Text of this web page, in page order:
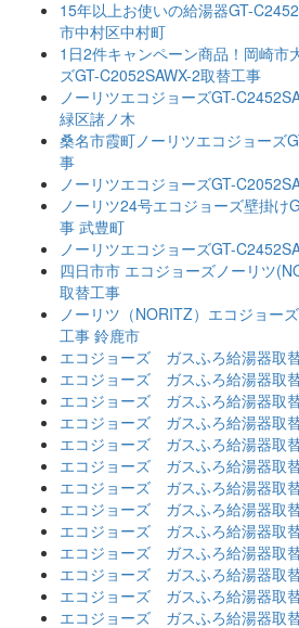
15年以上お使いの給湯器GT-
市中村区中村町
1日2件キャンペーン商品！岡崎市
ズGT-C2052SAWX-2取替工事
ノーリツエコジョーズGT-
緑区諸ノ木
桑名市霞町ノーリツエコジョーズ
事
ノーリツエコジョーズGT-
ノーリツ24号エコジョーズ壁掛け
事 武豊町
ノーリツエコジョーズGT-
四日市市 エコジョーズノーリツ
取替工事
ノーリツ（NORITZ）エコジョー
工事 鈴鹿市
エコジョーズ ガスふろ給湯器
エコジョーズ ガスふろ給湯器取
エコジョーズ ガスふろ給湯器取
エコジョーズ ガスふろ給湯器取
エコジョーズ ガスふろ給湯器取
エコジョーズ ガスふろ給湯器取
エコジョーズ ガスふろ給湯器取
エコジョーズ ガスふろ給湯器取替
エコジョーズ ガスふろ給湯器取替
エコジョーズ ガスふろ給湯器取
エコジョーズ ガスふろ給湯器取
エコジョーズ ガスふろ給湯器取
エコジョーズ ガスふろ給湯器取